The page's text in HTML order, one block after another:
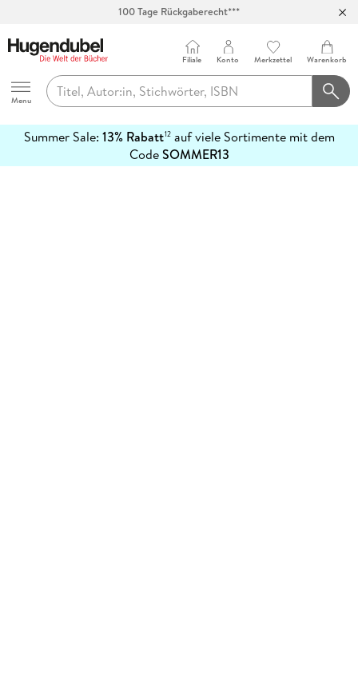
100 Tage Rückgaberecht***
Hugendubel
Menu
Filiale Konto Merkzettel Warenkorb
Summer Sale: 13% Rabatt12auf viele Sortimente mit dem
CodeSOMMER13
erfahren